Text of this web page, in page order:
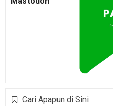
Cari Apapun di Sini